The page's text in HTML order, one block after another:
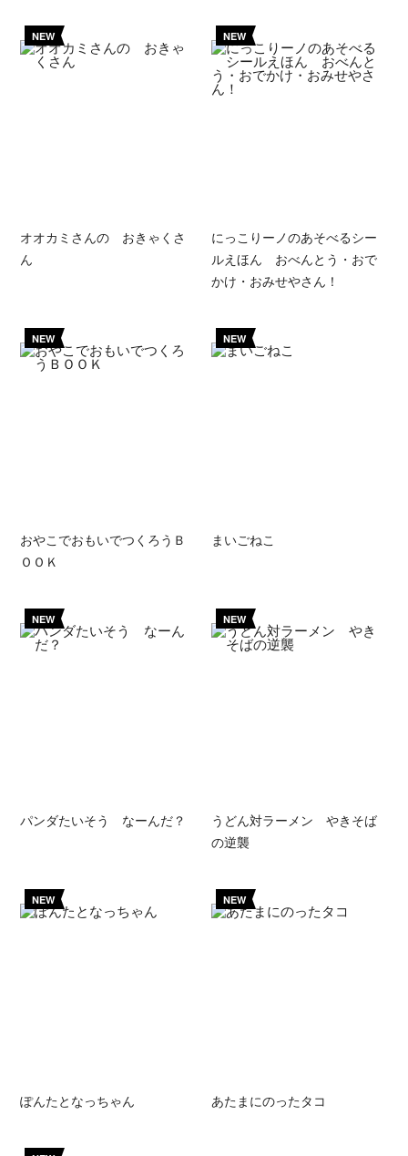
NEW
オオカミさんの おきゃくさ
ん
NEW
にっこりーノのあそべるシー
ルえほん おべんとう・おで
かけ・おみせやさん！
NEW
おやこでおもいでつくろうＢ
ＯＯＫ
NEW
まいごねこ
NEW
パンダたいそう なーんだ？
NEW
うどん対ラーメン やきそば
の逆襲
NEW
ぽんたとなっちゃん
NEW
あたまにのったタコ